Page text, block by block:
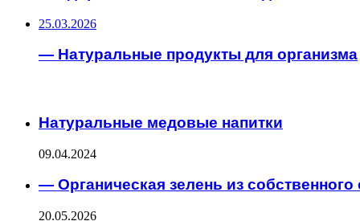
25.03.2026
— Натуральные продукты для организма
Натуральные медовые напитки
09.04.2024
— Органическая зелень из собственного
20.05.2026